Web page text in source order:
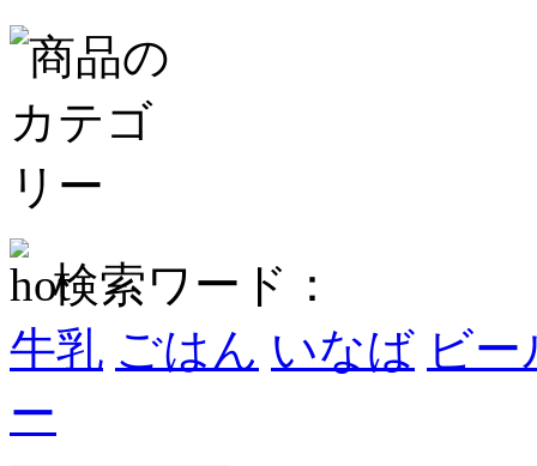
検索ワード：
牛乳 ごはん いなば ビー
ー